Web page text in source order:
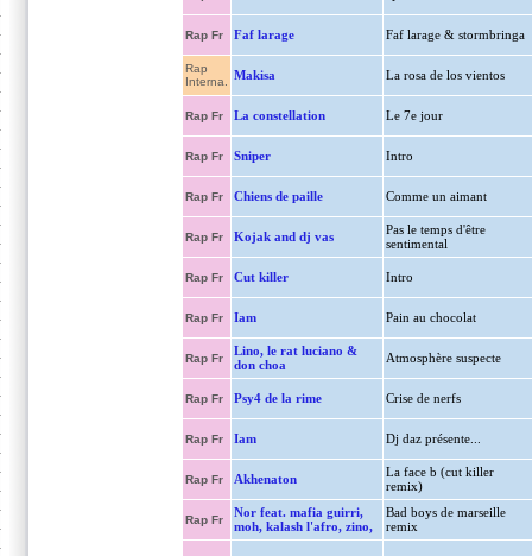
Rap Fr Faf larage Faf larage & stormbringa
Rap
Interna.
Makisa La rosa de los vientos
Rap Fr La constellation Le 7e jour
Rap Fr Sniper Intro
Rap Fr Chiens de paille Comme un aimant
Rap Fr Kojak and dj vas
Pas le temps d'être
sentimental
Rap Fr Cut killer Intro
Rap Fr Iam Pain au chocolat
Rap Fr
Lino, le rat luciano &
don choa
Atmosphère suspecte
Rap Fr Psy4 de la rime Crise de nerfs
Rap Fr Iam Dj daz présente...
Rap Fr Akhenaton
La face b (cut killer
remix)
Rap Fr
Nor feat. mafia guirri,
moh, kalash l'afro, zino,
Bad boys de marseille
remix